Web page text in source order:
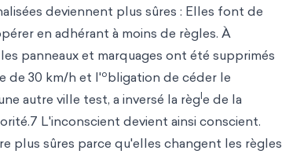
deviennent plus sûres : Elles font de
en adhérant à moins de règles. À
panneaux et marquages ont été supprimés
de 30 km/h et l'obligation de céder le
autre ville test, a inversé la règle de la
L'inconscient devient ainsi conscient.
plus sûres parce qu'elles changent les règles